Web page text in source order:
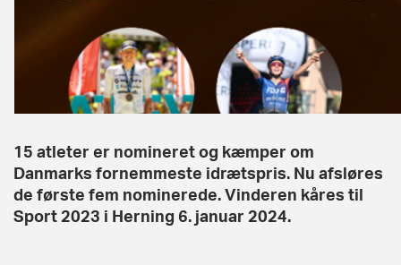
15 atleter er nomineret og kæmper om
Danmarks fornemmeste idrætspris. Nu afsløres
de første fem nominerede. Vinderen kåres til
Sport 2023 i Herning 6. januar 2024.